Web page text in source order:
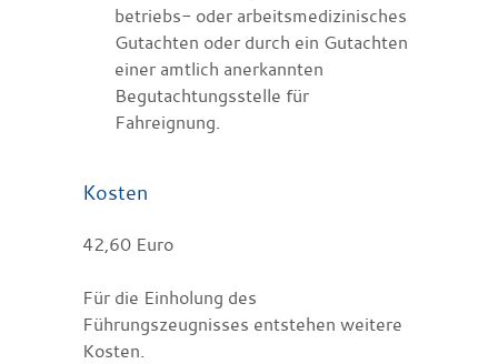
betriebs- oder arbeitsmedizinisches
Gutachten oder durch ein Gutachten
einer amtlich anerkannten
Begutachtungsstelle für
Fahreignung.
Kosten
42,60 Euro
Für die Einholung des
Führungszeugnisses entstehen weitere
Kosten.